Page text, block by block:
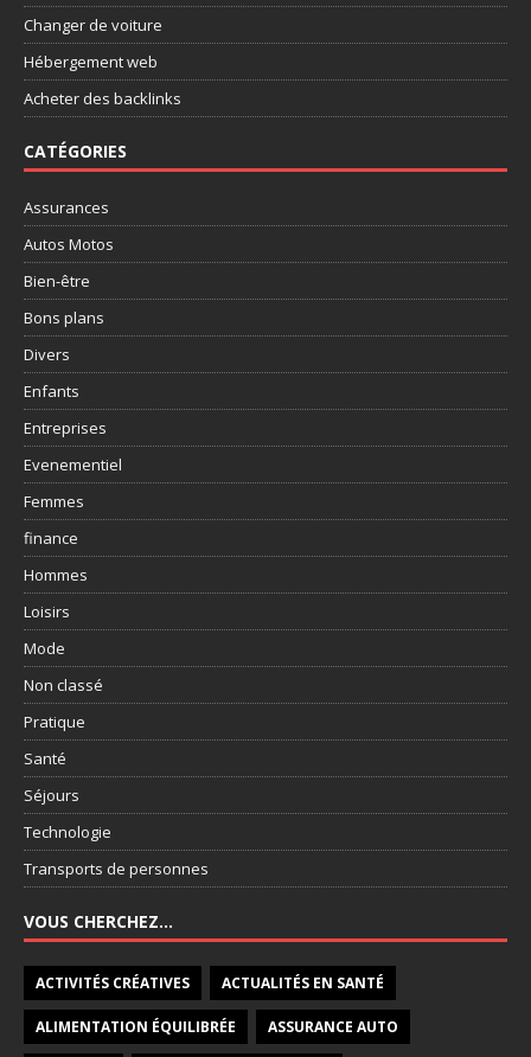
Changer de voiture
Hébergement web
Acheter des backlinks
CATÉGORIES
Assurances
Autos Motos
Bien-être
Bons plans
Divers
Enfants
Entreprises
Evenementiel
Femmes
finance
Hommes
Loisirs
Mode
Non classé
Pratique
Santé
Séjours
Technologie
Transports de personnes
VOUS CHERCHEZ…
ACTIVITÉS CRÉATIVES ACTUALITÉS EN SANTÉ
ALIMENTATION ÉQUILIBRÉE ASSURANCE AUTO